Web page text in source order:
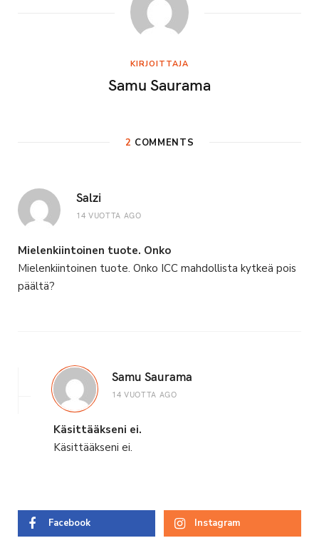
KIRJOITTAJA
Samu Saurama
2 COMMENTS
Salzi
14 VUOTTA AGO
Mielenkiintoinen tuote. Onko
Mielenkiintoinen tuote. Onko ICC mahdollista kytkeä pois
päältä?
Samu Saurama
14 VUOTTA AGO
Käsittääkseni ei.
Käsittääkseni ei.
Facebook Instagram